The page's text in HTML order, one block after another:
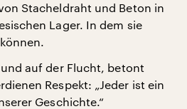
Stacheldraht und Beton in
Lager. In dem sie
auf der Flucht, betont
Respekt: „Jeder ist ein
Geschichte.“